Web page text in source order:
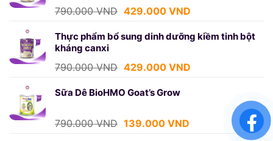
790.000VND Giá
là:
429.000 VNDGiá
tại
Thực phẩm bổ sung dinh dưỡng kiềm tinh bột
kháng canxi
790.000VND Giá
là:
429.000 VNDGiá
429.000 VND.
Sữa Dê BioHMO Goat’s Grow
790.000VND Giá
139.000 VNDGiá